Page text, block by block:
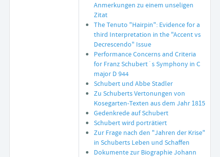
Anmerkungen zu einem unseligen
Zitat
The Tenuto "Hairpin": Evidence for a
third Interpretation in the "Accent vs
Decrescendo" Issue
Performance Concerns and Criteria
for Franz Schubert´s Symphony in C
major D 944
Schubert und Abbe Stadler
Zu Schuberts Vertonungen von
Kosegarten-Texten aus dem Jahr 1815
Gedenkrede auf Schubert
Schubert wird porträtiert
Zur Frage nach den "Jahren der Krise"
in Schuberts Leben und Schaffen
Dokumente zur Biographie Johann